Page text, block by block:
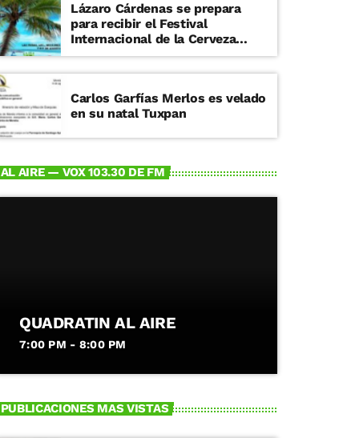
Lázaro Cárdenas se prepara
para recibir el Festival
Internacional de la Cerveza
Costa de Michoacán 2026
Carlos Garfías Merlos es velado
en su natal Tuxpan
AL AIRE — VOX 103.30 DE FM
QUADRATIN AL AIRE
7:00 PM - 8:00 PM
PUBLICACIONES MAS VISTAS